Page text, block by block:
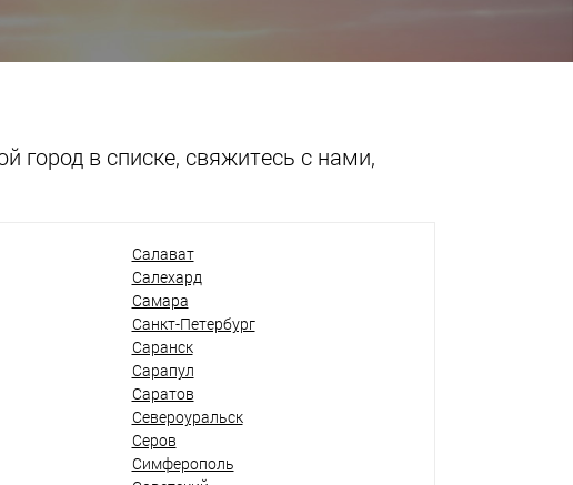
город в списке, свяжитесь с нами,
Салават
Салехард
Самара
Санкт-Петербург
Саранск
Сарапул
Саратов
Североуральск
Серов
Симферополь